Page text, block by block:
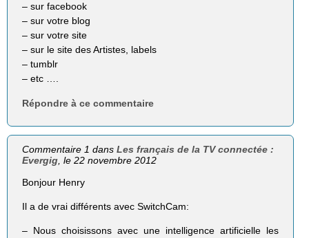
– sur facebook
– sur votre blog
– sur votre site
– sur le site des Artistes, labels
– tumblr
– etc ….
Répondre à ce commentaire
Commentaire 1 dansLes français de la TV connectée :
Evergig , le 22 novembre 2012
Bonjour Henry
Il a de vrai différents avec SwitchCam:
– Nous choisissons avec une intelligence artificielle les